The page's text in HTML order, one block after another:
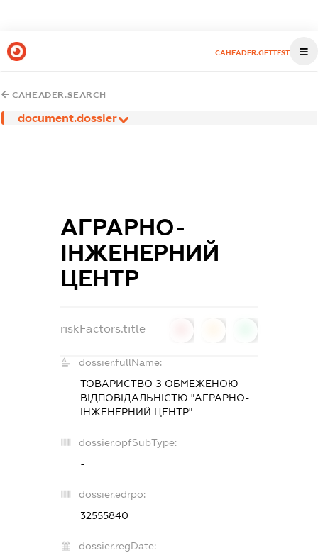
CAHEADER.GETTEST
CAHEADER.SEARCH
document.dossier
АГРАРНО-
ІНЖЕНЕРНИЙ
ЦЕНТР
riskFactors.title
dossier.fullName:
ТОВАРИСТВО З ОБМЕЖЕНОЮ
ВІДПОВІДАЛЬНІСТЮ "АГРАРНО-
ІНЖЕНЕРНИЙ ЦЕНТР"
dossier.opfSubType:
-
dossier.edrpo:
32555840
dossier.regDate: